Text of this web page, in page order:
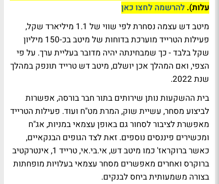
עלות). להרשמה לחצו כאן
מיטב דש עצמה נסחרת לפי שווי של 1.1 מיליארד שקל,
פעילות הטרייד מוערכת בדוחות של מיטב בכ-150 מיליון
שקל בלבד - כך שמבחינתה יהיה מדובר בעליית ערך. על פי
הצפי, ואם המהלך אכן יושלם, מיטב דש טרייד תונפק במהלך
שנת 2022.
בית ההשקעות נותן שירותים בתור חבר בורסה, אפשרות
לביצוע מסחר, עשיית שוק, המרת מט"ח ועוד. פעילות הטרייד
מאפשרת לציבור לסחור גם באופן עצמאי במניות, אג"ח
ומכשירים פיננסים נוספים. זאת לצד הגופים הבנקאיים,
כאשר ברוקראז' כמו מיטב דש, אי.בי.אי, טרייד 1, אינטרקטיב
ברוקרס ואחרים מאפשרים מסחר עצמאי בעלויות מופחתות
בצורה משמעותית ביחס לבנקים.